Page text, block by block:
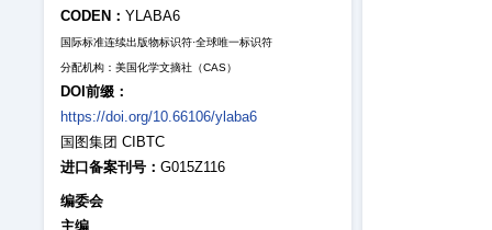
CODEN： YLABA6
国际标准连续出版物标识符·全球唯一标识符
分配机构：美国化学文摘社（CAS）
DOI前缀：
https://doi.org/10.66106/ylaba6
国图集团 CIBTC
进口备案刊号： G015Z116
编委会
主编